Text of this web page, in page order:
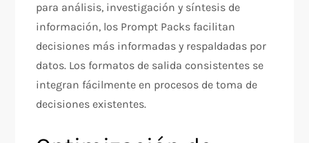
para análisis, investigación y síntesis de
información, los Prompt Packs facilitan
decisiones más informadas y respaldadas por
datos. Los formatos de salida consistentes se
integran fácilmente en procesos de toma de
decisiones existentes.​